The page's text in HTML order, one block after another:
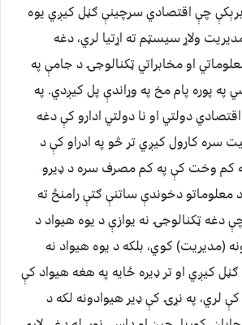
چې اقتصادي سرچینې ګڼل کیږي یوه
ولاړ سیسټم ته اړتیا لري، دغه
او مخابراتي ټکنالوجۍ د جامې په
په پوره پام مخ په وړاندې پل کیږدي. په
دولتي او نا دولتي ادارو کې دغه
سره کارول کیږي تر څو په ادراو کې د
په کم وخت کې په کم مصرف سره د ډیرو
معلوماتو دخوندې ساتنې ګتې رامنځ ته
دغه ټکنالوجۍ نه یوازې د یوه هیواد د
(مدیریت) کوي، بلکه د یوه هیواد نه
کیږي او تر ډیره ځایه په هغه هیواد کې
لري، په نړۍ کې ډیر هیوادونه لکه د